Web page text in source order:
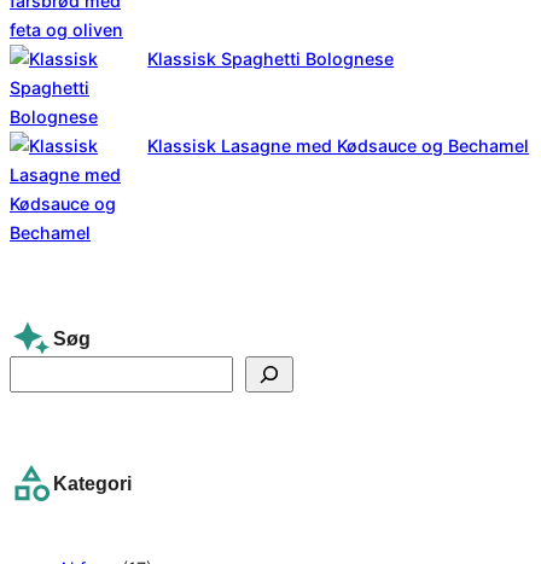
Klassisk Spaghetti Bolognese
Klassisk Lasagne med Kødsauce og Bechamel
Søg
e
c
Kategori